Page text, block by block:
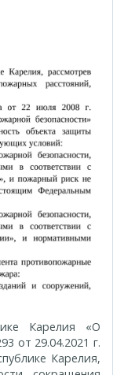
Карелия «О
от 29.04.2021 г.
Карелия,